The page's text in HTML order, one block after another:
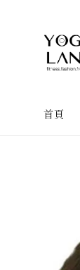
首頁